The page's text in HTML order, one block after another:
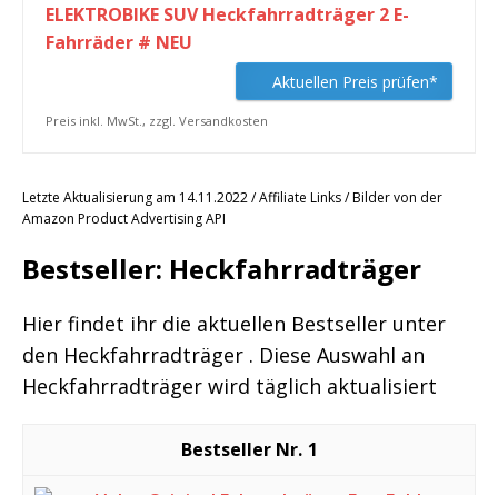
ELEKTROBIKE SUV Heckfahrradträger 2 E-
Fahrräder # NEU
Aktuellen Preis prüfen*
Preis inkl. MwSt., zzgl. Versandkosten
Letzte Aktualisierung am 14.11.2022 / Affiliate Links / Bilder von der
Amazon Product Advertising API
Bestseller: Heckfahrradträger
Hier findet ihr die aktuellen Bestseller unter
den Heckfahrradträger . Diese Auswahl an
Heckfahrradträger wird täglich aktualisiert
1